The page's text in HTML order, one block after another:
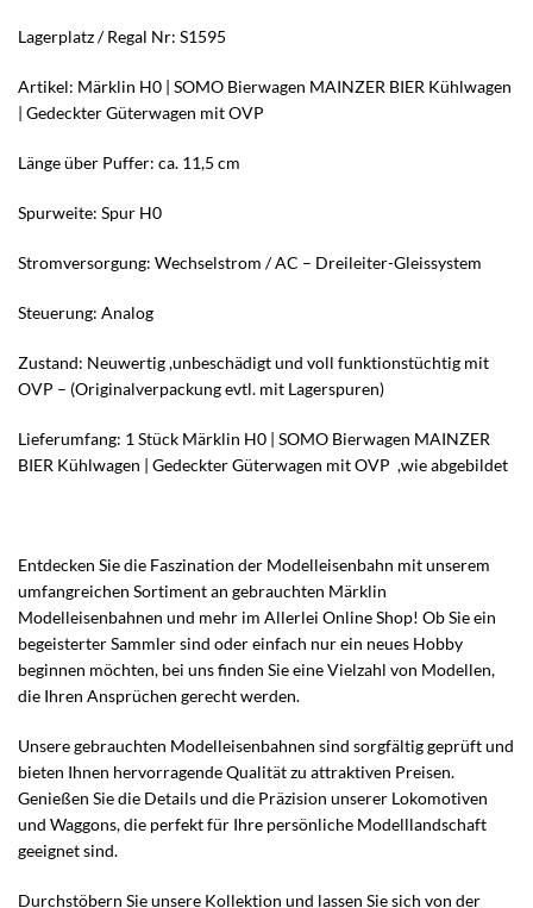
Lagerplatz / Regal Nr: S1595
Artikel: Märklin H0 | SOMO Bierwagen MAINZER BIER Kühlwagen
| Gedeckter Güterwagen mit OVP
Länge über Puffer: ca. 11,5 cm
Spurweite: Spur H0
Stromversorgung: Wechselstrom / AC – Dreileiter-Gleissystem
Steuerung: Analog
Zustand: Neuwertig ,unbeschädigt und voll funktionstüchtig mit
OVP – (Originalverpackung evtl. mit Lagerspuren)
Lieferumfang: 1 Stück Märklin H0 | SOMO Bierwagen MAINZER
BIER Kühlwagen | Gedeckter Güterwagen mit OVP ,wie abgebildet
Entdecken Sie die Faszination der Modelleisenbahn mit unserem
umfangreichen Sortiment an gebrauchten Märklin
Modelleisenbahnen und mehr im Allerlei Online Shop! Ob Sie ein
begeisterter Sammler sind oder einfach nur ein neues Hobby
beginnen möchten, bei uns finden Sie eine Vielzahl von Modellen,
die Ihren Ansprüchen gerecht werden.
Unsere gebrauchten Modelleisenbahnen sind sorgfältig geprüft und
bieten Ihnen hervorragende Qualität zu attraktiven Preisen.
Genießen Sie die Details und die Präzision unserer Lokomotiven
und Waggons, die perfekt für Ihre persönliche Modelllandschaft
geeignet sind.
Durchstöbern Sie unsere Kollektion und lassen Sie sich von der